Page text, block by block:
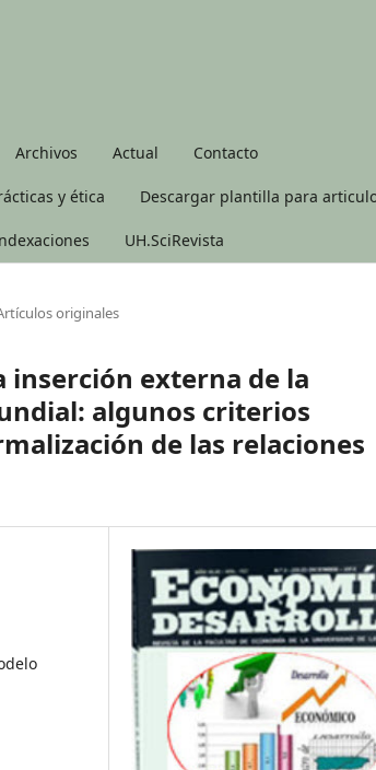
Archivos Actual Contacto
y ética Descargar plantilla para
UH.SciRevista
originales
inserción externa de la
algunos criterios
de las relaciones